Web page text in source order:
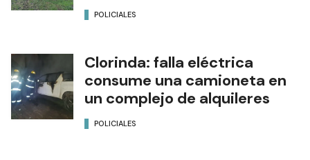
POLICIALES
Clorinda: falla eléctrica
consume una camioneta en
un complejo de alquileres
POLICIALES